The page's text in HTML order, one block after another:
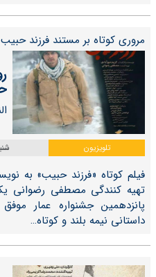
مروری کوتاه بر مستند فرزند حبیب
تلویزیون شنبه 30
فیلم کوتاه «فرزند حبیب» به
تهیه کنندگی مصطفی رضوانی
پانزدهمین جشنواره عمار
داستانی نیمه بلند و کوتاه…